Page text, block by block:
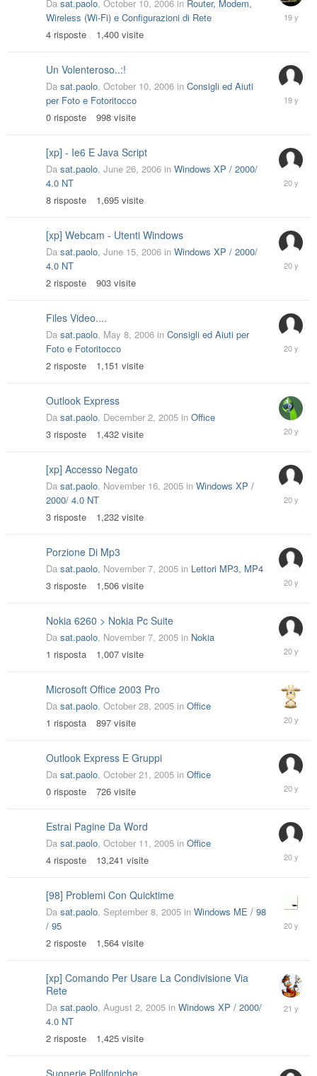
Da sat.paolo, October 10, 2006 in Router, Modem,
Wireless (Wi-Fi) e Configurazioni di Rete
4 risposte 1,400 visite
October
14,
Un Volenteroso..:!
Da sat.paolo, October 10, 2006 in Consigli ed Aiuti
per Foto e Fotoritocco
0 risposte 998 visite
October
10,
[xp] - Ie6 E Java Script
Da sat.paolo, June 26, 2006 in Windows XP / 2000/
4.0 NT
8 risposte 1,695 visite
June
29,
[xp] Webcam - Utenti Windows
Da sat.paolo, June 15, 2006 in Windows XP / 2000/
4.0 NT
2 risposte 903 visite
June
15,
Files Video....
Da sat.paolo, May 8, 2006 in Consigli ed Aiuti per
Foto e Fotoritocco
2 risposte 1,151 visite
May
9,
Outlook Express
Da sat.paolo, December 2, 2005 in Office
3 risposte 1,432 visite
3,
[xp] Accesso Negato
Da sat.paolo, November 16, 2005 in Windows XP /
2000/ 4.0 NT
3 risposte 1,232 visite
18,
Porzione Di Mp3
Da sat.paolo, November 7, 2005 in Lettori MP3, MP4
3 risposte 1,506 visite
7,
Nokia 6260 > Nokia Pc Suite
Da sat.paolo, November 7, 2005 in Nokia
1 risposta 1,007 visite
7,
Microsoft Office 2003 Pro
Da sat.paolo, October 28, 2005 in Office
1 risposta 897 visite
October
28,
Outlook Express E Gruppi
Da sat.paolo, October 21, 2005 in Office
0 risposte 726 visite
October
21,
Estrai Pagine Da Word
Da sat.paolo, October 11, 2005 in Office
4 risposte 13,241 visite
October
12,
[98] Problemi Con Quicktime
Da sat.paolo, September 8, 2005 in Windows ME / 98
/ 95
2 risposte 1,564 visite
8,
[xp] Comando Per Usare La Condivisione Via
Rete
Da sat.paolo, August 2, 2005 in Windows XP / 2000/
4.0 NT
2 risposte 1,425 visite
August
2,
Suonerie Polifoniche